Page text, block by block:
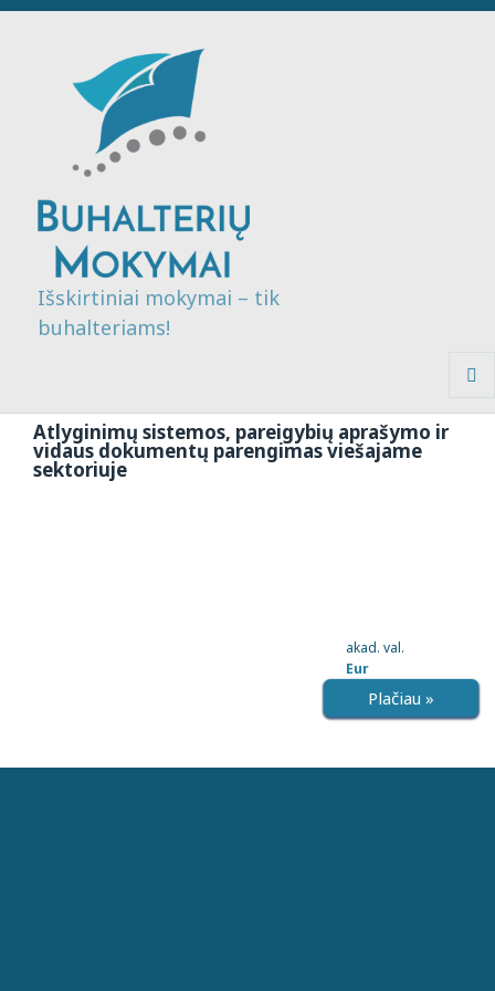
Išskirtiniai mokymai – tik
buhalteriams!
Atlyginimų sistemos, pareigybių aprašymo ir
vidaus dokumentų parengimas viešajame
sektoriuje
akad. val.
Eur
Plačiau »